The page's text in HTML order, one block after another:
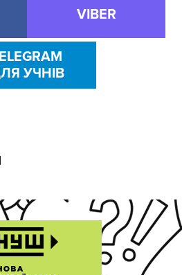
VIBER
УЧНІВ